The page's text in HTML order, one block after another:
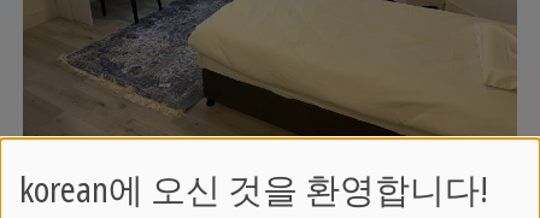
korean에 오신 것을 환영합니다!